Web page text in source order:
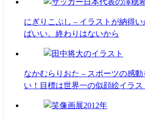
にぎりこぷし – イラストが納得
ばいい。終わりはないから
なかむらりおた – スポーツの感
い！目標は世界一の似顔絵イラス